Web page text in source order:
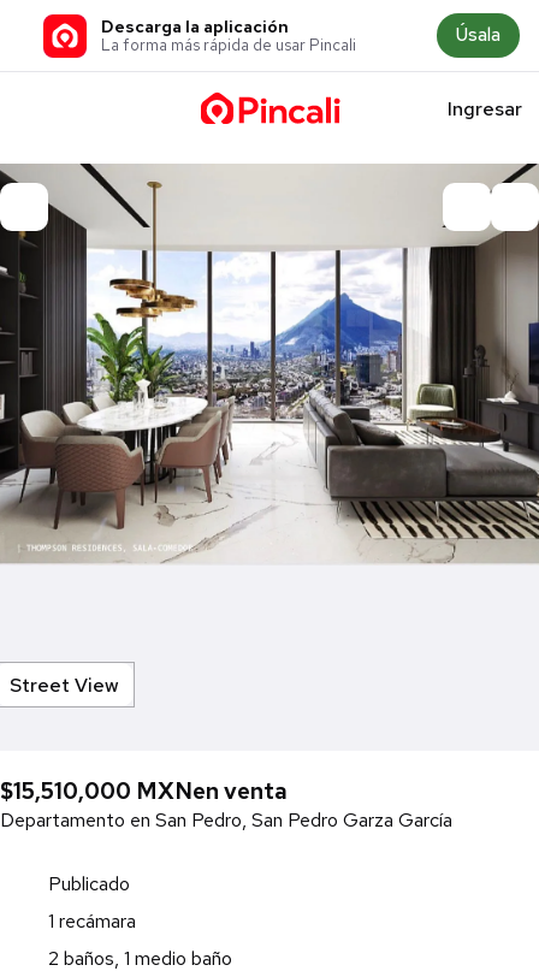
Descarga la aplicación
La forma más rápida de usar Pincali Úsala
Ingresar
Street View
$15,510,000 MXNen venta
Departamento en San Pedro, San Pedro Garza García
Publicado
1 recámara
2 baños, 1 medio baño